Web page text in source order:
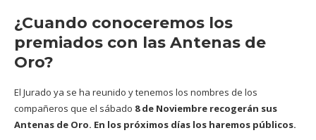
¿Cuando conoceremos los
premiados con las Antenas de
Oro?
El Jurado ya se ha reunido y tenemos los nombres de los
compañeros que el sábado 8 de Noviembre recogerán sus
Antenas de Oro. En los próximos días los haremos públicos.